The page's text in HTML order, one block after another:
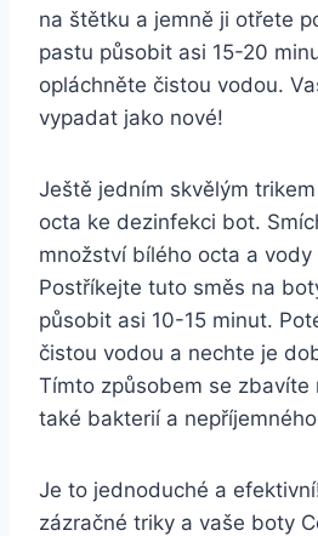
na štětku a⁢ jemně ji otřete
pastu působit asi‍ 15-20
opláchněte ⁢čistou vodou.
vypadat⁢ jako nové!
Ještě jedním skvělým
octa‍ ke dezinfekci bot.
množství‍ bílého⁣ octa a
⁢Postříkejte tuto směs na
působit asi 10-15 minut.
čistou vodou a nechte je
Tímto⁤ způsobem se⁢ zbavíte⁣
také bakterií ⁢a⁣ nepříjemného
Je to jednoduché a
zázračné triky‍ a ‍vaše boty